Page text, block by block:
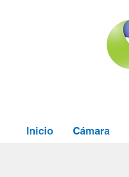
Inicio Cámara